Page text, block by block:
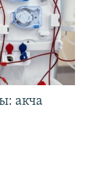
акча